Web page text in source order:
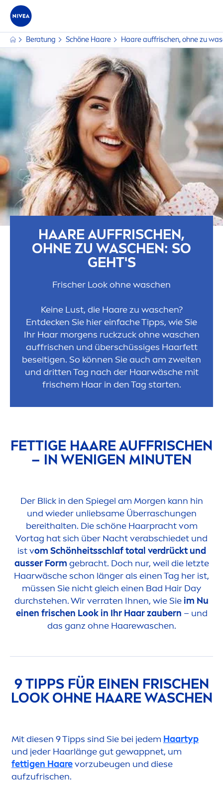
Beratung Schöne Haare Haare auffrischen, ohne zu
HAARE AUFFRISCHEN,
OHNE ZU WASCHEN: SO
GEHT'S
Frischer Look ohne waschen
Keine Lust, die Haare zu waschen?
Entdecken Sie hier einfache Tipps, wie Sie
Ihr Haar morgens ruckzuck ohne waschen
auffrischen und überschüssiges Haarfett
beseitigen. So können Sie auch am zweiten
und dritten Tag nach der Haarwäsche mit
frischem Haar in den Tag starten.
FETTIGE HAARE AUFFRISCHEN
– IN WENIGEN MINUTEN
Der Blick in den Spiegel am Morgen kann hin
und wieder unliebsame Überraschungen
bereithalten. Die schöne Haarpracht vom
Vortag hat sich über Nacht verabschiedet und
ist vom Schönheitsschlaf total verdrückt und
ausser Form gebracht. Doch nur, weil die letzte
Haarwäsche schon länger als einen Tag her ist,
müssen Sie nicht gleich einen Bad Hair Day
durchstehen. Wir verraten Ihnen, wie Sieim Nu
einen frischen Look in Ihr Haar zaubern – und
das ganz ohne Haarewaschen.
9 TIPPS FÜR EINEN FRISCHEN
LOOK OHNE HAARE WASCHEN
Mit diesen 9 Tipps sind Sie bei jedem Haartyp
und jeder Haarlänge gut gewappnet, um
fettigen Haarevorzubeugen und diese
aufzufrischen.